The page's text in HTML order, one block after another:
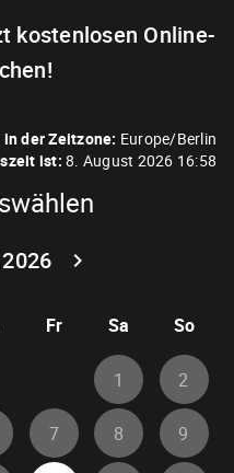
kostenlosen Online-
der Zeitzone: Europe/Berlin
ist: 8. August 2026 16:58
keyboard_arrow_right
Fr Sa So
1 2
7 8 9